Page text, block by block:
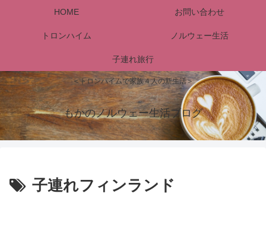
＜トロンハイムで家族４人の新生活＞
もかのノルウェー生活ブログ
HOME お問い合わせ
トロンハイム ノルウェー生活
子連れ旅行
子連れフィンランド